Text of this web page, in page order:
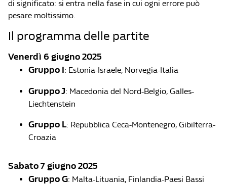
di significato: si entra nella fase in cui ogni errore può
pesare moltissimo.
Il programma delle partite
Venerdì 6 giugno 2025
Gruppo I: Estonia-Israele, Norvegia-Italia
Gruppo J: Macedonia del Nord-Belgio, Galles-
Liechtenstein
Gruppo L: Repubblica Ceca-Montenegro, Gibilterra-
Croazia
Sabato 7 giugno 2025
Gruppo G: Malta-Lituania, Finlandia-Paesi Bassi